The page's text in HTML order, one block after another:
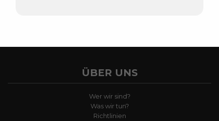
ÜBER UNS
Wer wir sind?
Was wir tun?
Richtlinien